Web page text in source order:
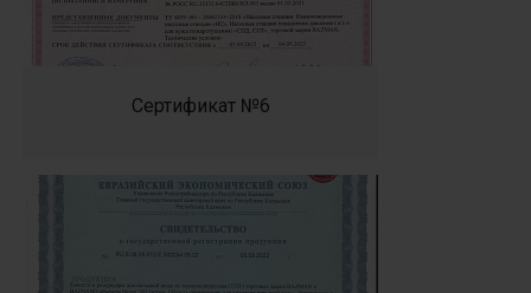
Сертификат №6